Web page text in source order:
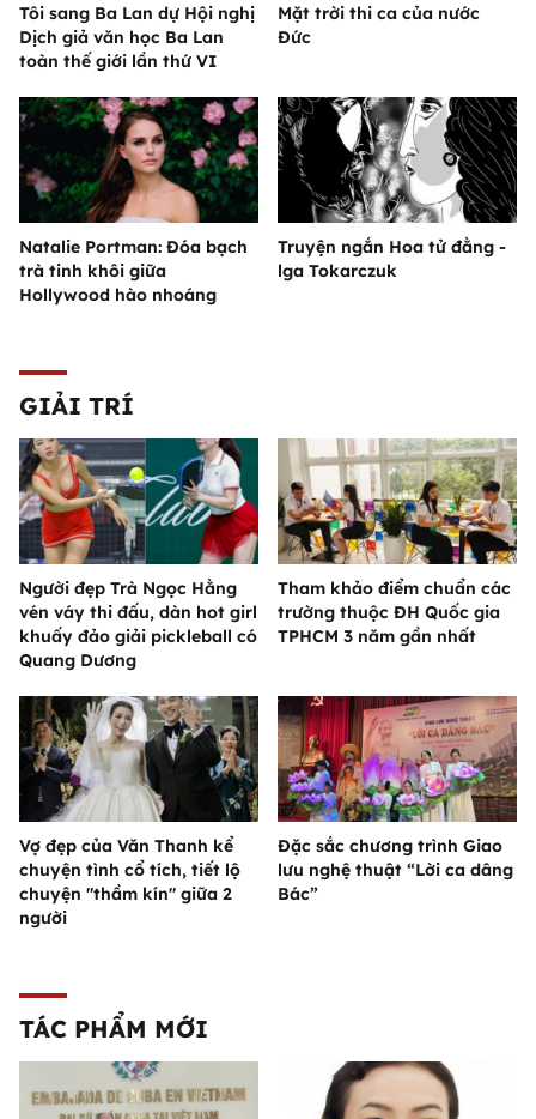
Tôi sang Ba Lan dự Hội nghị
Dịch giả văn học Ba Lan
toàn thế giới lần thứ VI
Mặt trời thi ca của nước
Đức
Natalie Portman: Đóa bạch
trà tinh khôi giữa
Hollywood hào nhoáng
Truyện ngắn Hoa tử đằng -
lga Tokarczuk
GIẢI TRÍ
Người đẹp Trà Ngọc Hằng
vén váy thi đấu, dàn hot girl
khuấy đảo giải pickleball có
Quang Dương
Tham khảo điểm chuẩn các
trường thuộc ĐH Quốc gia
TPHCM 3 năm gần nhất
Vợ đẹp của Văn Thanh kể
chuyện tình cổ tích, tiết lộ
chuyện "thầm kín" giữa 2
người
Đặc sắc chương trình Giao
lưu nghệ thuật “Lời ca dâng
Bác”
TÁC PHẨM MỚI